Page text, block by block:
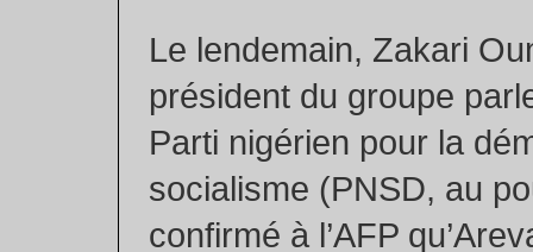
Le lendemain, Zakari
président du groupe
Parti nigérien pour la
socialisme (PNSD, au
confirmé à l’AFP